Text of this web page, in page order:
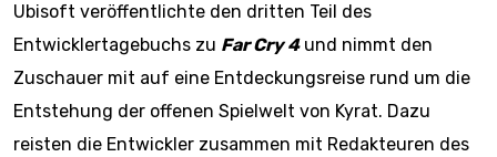
Ubisoft veröffentlichte den dritten Teil des
Entwicklertagebuchs zu Far Cry 4und nimmt den
Zuschauer mit auf eine Entdeckungsreise rund um die
Entstehung der offenen Spielwelt von Kyrat. Dazu
reisten die Entwickler zusammen mit Redakteuren des